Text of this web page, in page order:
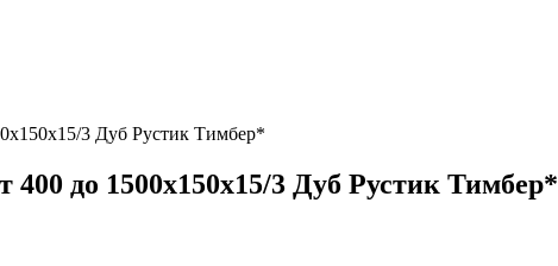
3 Дуб Рустик Тимбер*
до 1500х150х15/3 Дуб Рустик Тимбер*